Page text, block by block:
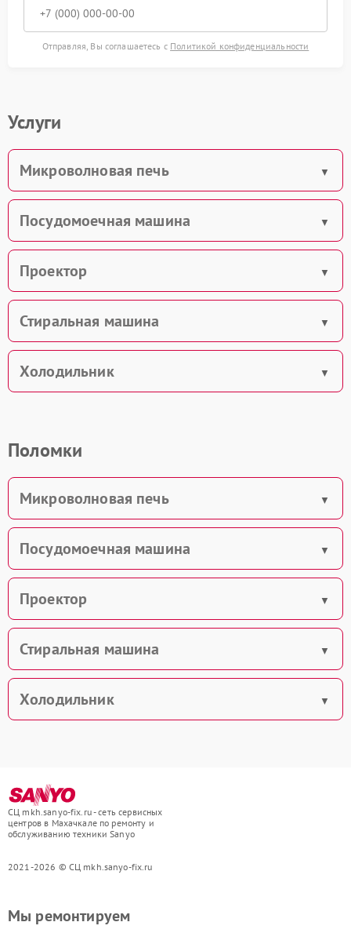
Отправляя, Вы соглашаетесь с Политикой конфиденциальности
Услуги
Микроволновая печь
Посудомоечная машина
Проектор
Стиральная машина
Холодильник
Поломки
Микроволновая печь
Посудомоечная машина
Проектор
Стиральная машина
Холодильник
СЦ mkh.sanyo-fix.ru - сеть сервисных
центров в Махачкале по ремонту и
обслуживанию техники Sanyo
2021-2026 © СЦ mkh.sanyo-fix.ru
Мы ремонтируем